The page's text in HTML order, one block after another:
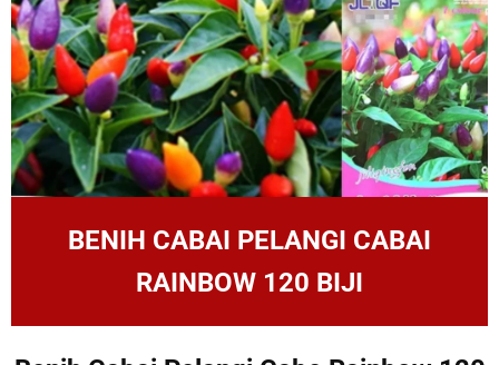
BENIH CABAI PELANGI CABAI
RAINBOW 120 BIJI